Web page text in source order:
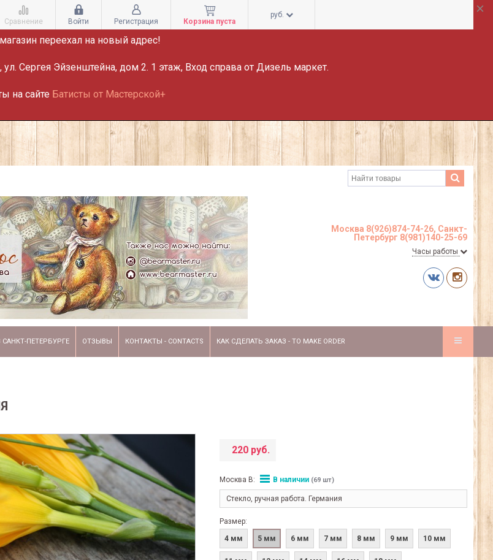
ВНИМАНИЕ!
переехал на новый адрес!
Сергея Эйзенштейна, дом 2. 1 этаж, Вход справа от Дизель маркет.
на сайте Батисты от Мастерской+
Сравнение Войти Регистрация Корзина пуста
руб.
Москва 8(926)874-74-26, Санкт-
Петербург 8(981)140-25-69
Часы работы
САНКТ-ПЕТЕРБУРГЕ ОТЗЫВЫ КОНТАКТЫ - CONTACTS КАК СДЕЛАТЬ ЗАКАЗ - TO MAKE ORDER
220 руб.
Москва В: В наличии (69 шт)
Стекло, ручная работа. Германия
Размер:
4 мм
5 мм 6 мм 7 мм 8 мм 9 мм 10 мм